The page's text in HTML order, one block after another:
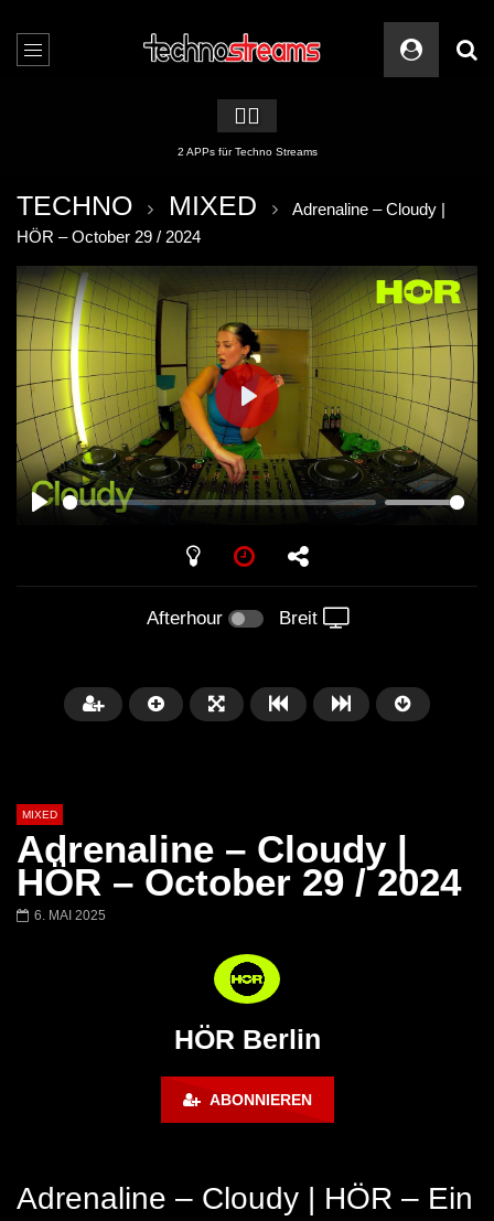
🏳️‍🌈
2 APPs für Techno Streams
TECHNO MIXED
Adrenaline – Cloudy |
HÖR – October 29 / 2024
PLAY
Afterhour Breit
MIXED
Adrenaline – Cloudy |
HÖR – October 29 / 2024
6. MAI 2025
HÖR Berlin
ABONNIEREN
Adrenaline – Cloudy | HÖR – Ein